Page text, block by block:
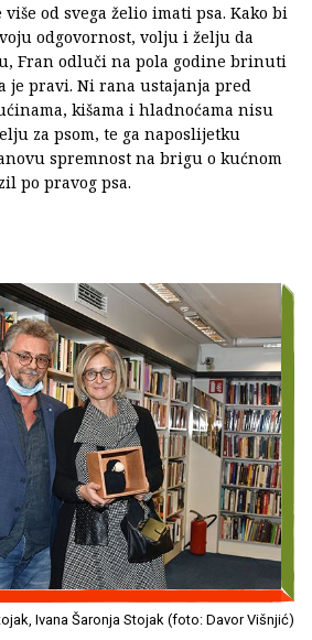
od svega želio imati psa. Kako bi
odgovornost, volju i želju da
Fran odluči na pola godine brinuti
je pravi. Ni rana ustajanja pred
kišama i hladnoćama nisu
za psom, te ga naposlijetku
spremnost na brigu o kućnom
po pravog psa.
Ivana Šaronja Stojak (foto: Davor Višnjić)